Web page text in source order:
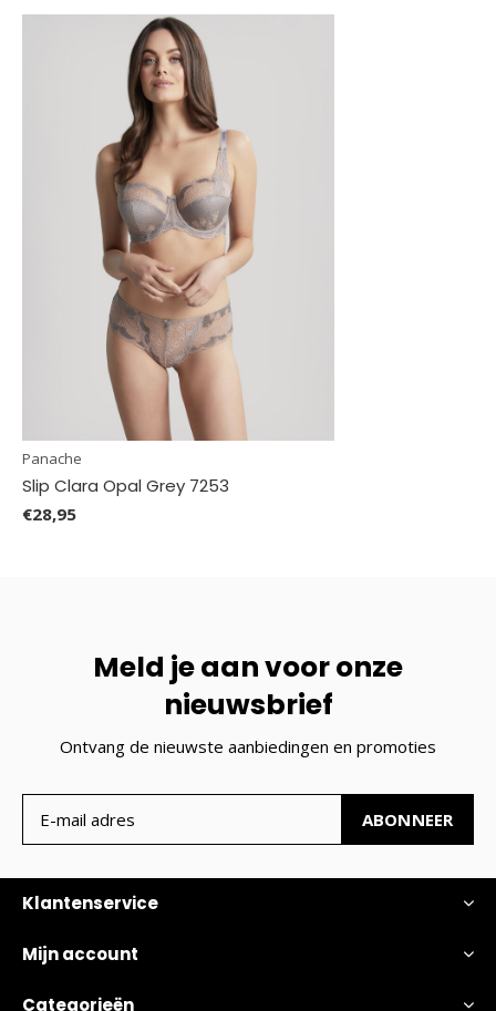
Panache
Slip Clara Opal Grey 7253
€28,95
Meld je aan voor onze
nieuwsbrief
Ontvang de nieuwste aanbiedingen en promoties
ABONNEER
Klantenservice
Mijn account
Categorieën